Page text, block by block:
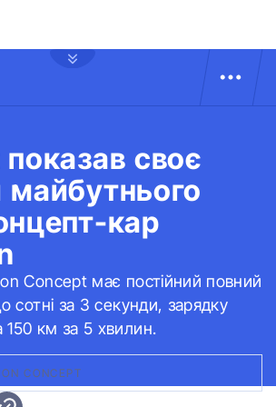
своє
майбутнього
кар
Concept має постійний повний
сотні за 3 секунди, зарядку
150 км за 5 хвилин.
CONCEPT